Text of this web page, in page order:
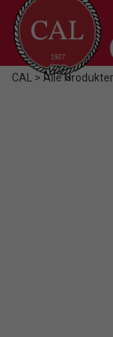
CAL >Alle Produkter